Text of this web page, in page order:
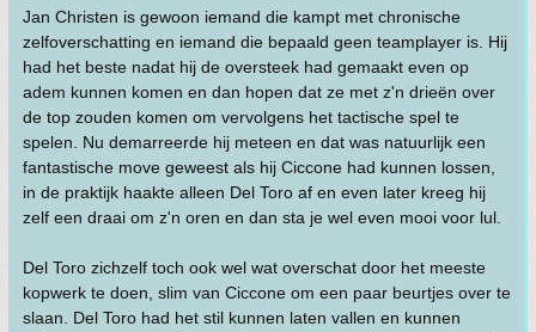
Jan Christen is gewoon iemand die kampt met chronische
zelfoverschatting en iemand die bepaald geen teamplayer is. Hij
had het beste nadat hij de oversteek had gemaakt even op
adem kunnen komen en dan hopen dat ze met z'n drieën over
de top zouden komen om vervolgens het tactische spel te
spelen. Nu demarreerde hij meteen en dat was natuurlijk een
fantastische move geweest als hij Ciccone had kunnen lossen,
in de praktijk haakte alleen Del Toro af en even later kreeg hij
zelf een draai om z'n oren en dan sta je wel even mooi voor lul.
Del Toro zichzelf toch ook wel wat overschat door het meeste
kopwerk te doen, slim van Ciccone om een paar beurtjes over te
slaan. Del Toro had het stil kunnen laten vallen en kunnen